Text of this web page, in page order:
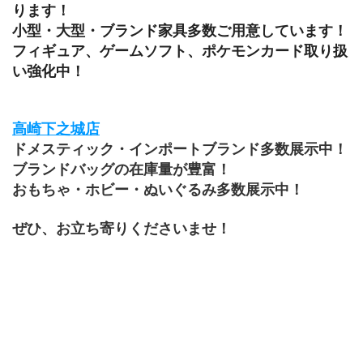
ります！
小型・大型・ブランド家具多数ご用意しています！
フィギュア、ゲームソフト、ポケモンカード取り扱
い強化中！
高崎下之城店
ドメスティック・インポートブランド多数展示中！
ブランドバッグの在庫量が豊富！
おもちゃ・ホビー・ぬいぐるみ多数展示中！
ぜひ、お立ち寄りくださいませ！